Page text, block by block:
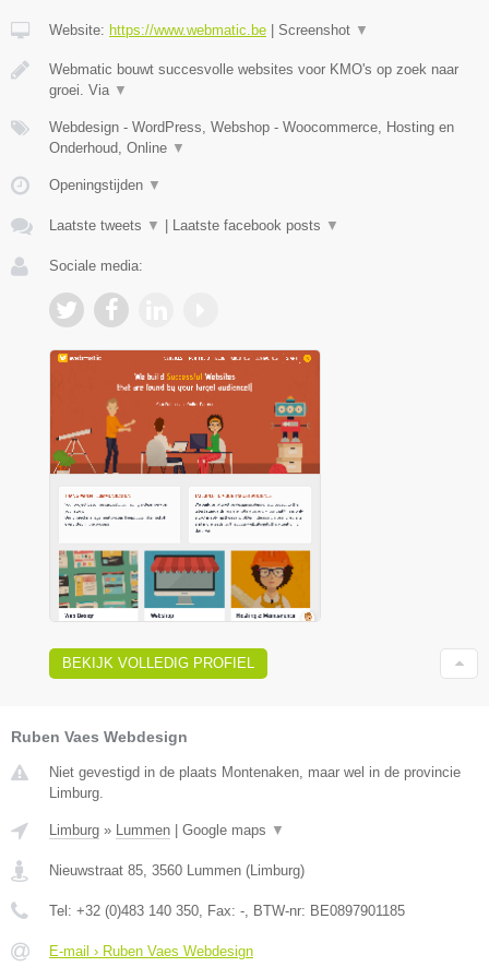
Website: https://www.webmatic.be Screenshot ▼
Webmatic bouwt succesvolle websites voor KMO's op zoek naar
groei. Via ▼
Webdesign - WordPress, Webshop - Woocommerce, Hosting en
Onderhoud, Online ▼
Openingstijden ▼
Laatste tweets ▼ Laatste facebook posts ▼
Sociale media:
BEKIJK VOLLEDIG PROFIEL
Ruben Vaes Webdesign
Niet gevestigd in de plaats Montenaken, maar wel in de provincie
Limburg.
Limburg » Lummen Google maps ▼
Nieuwstraat 85, 3560 Lummen (Limburg)
Tel: +32 (0)483 140 350, Fax: -, BTW-nr: BE0897901185
E-mail › Ruben Vaes Webdesign